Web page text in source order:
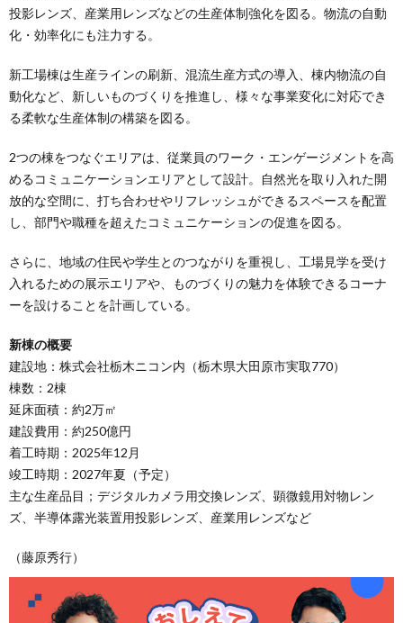
投影レンズ、産業用レンズなどの生産体制強化を図る。物流の自動
化・効率化にも注力する。
新工場棟は生産ラインの刷新、混流生産方式の導入、棟内物流の自
動化など、新しいものづくりを推進し、様々な事業変化に対応でき
る柔軟な生産体制の構築を図る。
2つの棟をつなぐエリアは、従業員のワーク・エンゲージメントを高
めるコミュニケーションエリアとして設計。自然光を取り入れた開
放的な空間に、打ち合わせやリフレッシュができるスペースを配置
し、部門や職種を超えたコミュニケーションの促進を図る。
さらに、地域の住民や学生とのつながりを重視し、工場見学を受け
入れるための展示エリアや、ものづくりの魅力を体験できるコーナ
ーを設けることを計画している。
新棟の概要
建設地：株式会社栃木ニコン内（栃木県大田原市実取770）
棟数：2棟
延床面積：約2万㎡
建設費用：約250億円
着工時期：2025年12月
竣工時期：2027年夏（予定）
主な生産品目；デジタルカメラ用交換レンズ、顕微鏡用対物レン
ズ、半導体露光装置用投影レンズ、産業用レンズなど
（藤原秀行）